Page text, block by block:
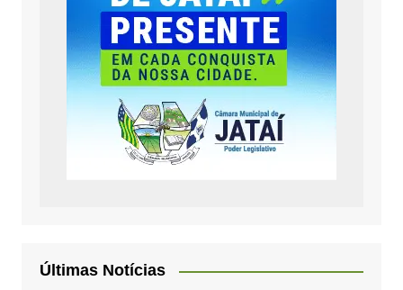
Últimas Notícias